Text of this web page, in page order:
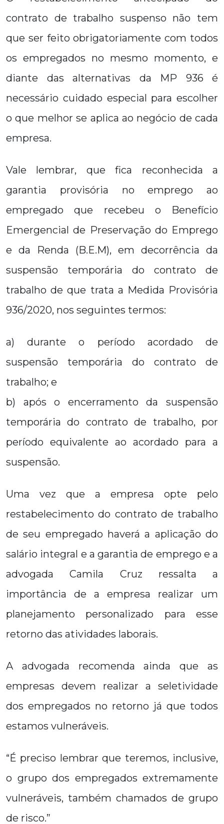
contrato de trabalho suspenso não tem
que ser feito obrigatoriamente com todos
os empregados no mesmo momento, e
diante das alternativas da MP 936 é
necessário cuidado especial para escolher
o que melhor se aplica ao negócio de cada
empresa.
Vale lembrar, que fica reconhecida a
garantia provisória no emprego ao
empregado que recebeu o Benefício
Emergencial de Preservação do Emprego
e da Renda (B.E.M), em decorrência da
suspensão temporária do contrato de
trabalho de que trata a Medida Provisória
936/2020, nos seguintes termos:
a) durante o período acordado de
suspensão temporária do contrato de
trabalho; e
b) após o encerramento da suspensão
temporária do contrato de trabalho, por
período equivalente ao acordado para a
suspensão.
Uma vez que a empresa opte pelo
restabelecimento do contrato de trabalho
de seu empregado haverá a aplicação do
salário integral e a garantia de emprego e a
advogada Camila Cruz ressalta a
importância de a empresa realizar um
planejamento personalizado para esse
retorno das atividades laborais.
A advogada recomenda ainda que as
empresas devem realizar a seletividade
dos empregados no retorno já que todos
estamos vulneráveis.
“É preciso lembrar que teremos, inclusive,
o grupo dos empregados extremamente
vulneráveis, também chamados de grupo
de risco.”